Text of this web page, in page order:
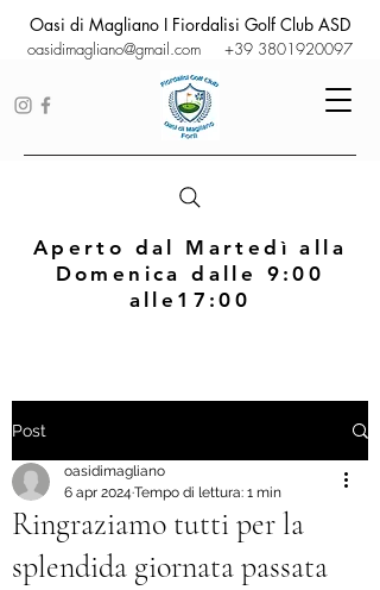
oasidimagliano@gmail.com +39 3801920097
Oasi di Magliano I Fiordalisi Golf Club ASD
Aperto dal Martedì alla
Domenica dalle 9:00
alle17:00
Post
Ringraziamo tutti per la
splendida giornata passata
oasidimagliano
6 apr 2024 Tempo di lettura: 1 min